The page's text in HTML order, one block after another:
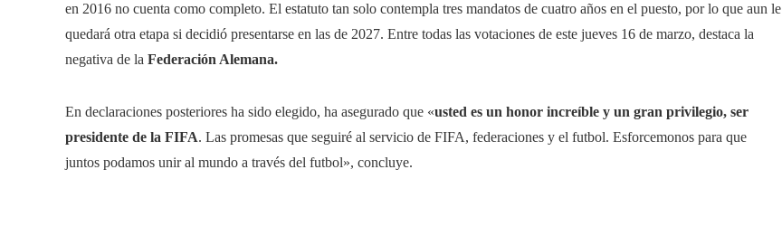
en 2016 no cuenta como completo. El estatuto tan solo contempla tres mandatos de cuatro años en el puesto, por lo que aun le
quedará otra etapa si decidió presentarse en las de 2027. Entre todas las votaciones de este jueves 16 de marzo, destaca la
negativa de la Federación Alemana.
En declaraciones posteriores ha sido elegido, ha asegurado que «usted es un honor increíble y un gran privilegio, ser
presidente de la FIFA. Las promesas que seguiré al servicio de FIFA, federaciones y el futbol. Esforcemonos para que
juntos podamos unir al mundo a través del futbol», concluye.